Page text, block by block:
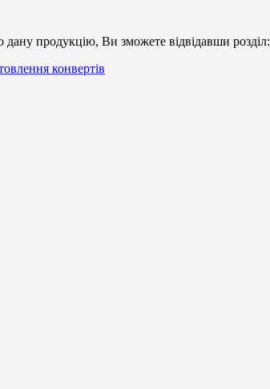
дану продукцію, Ви зможете відвідавши розділ:
конвертів